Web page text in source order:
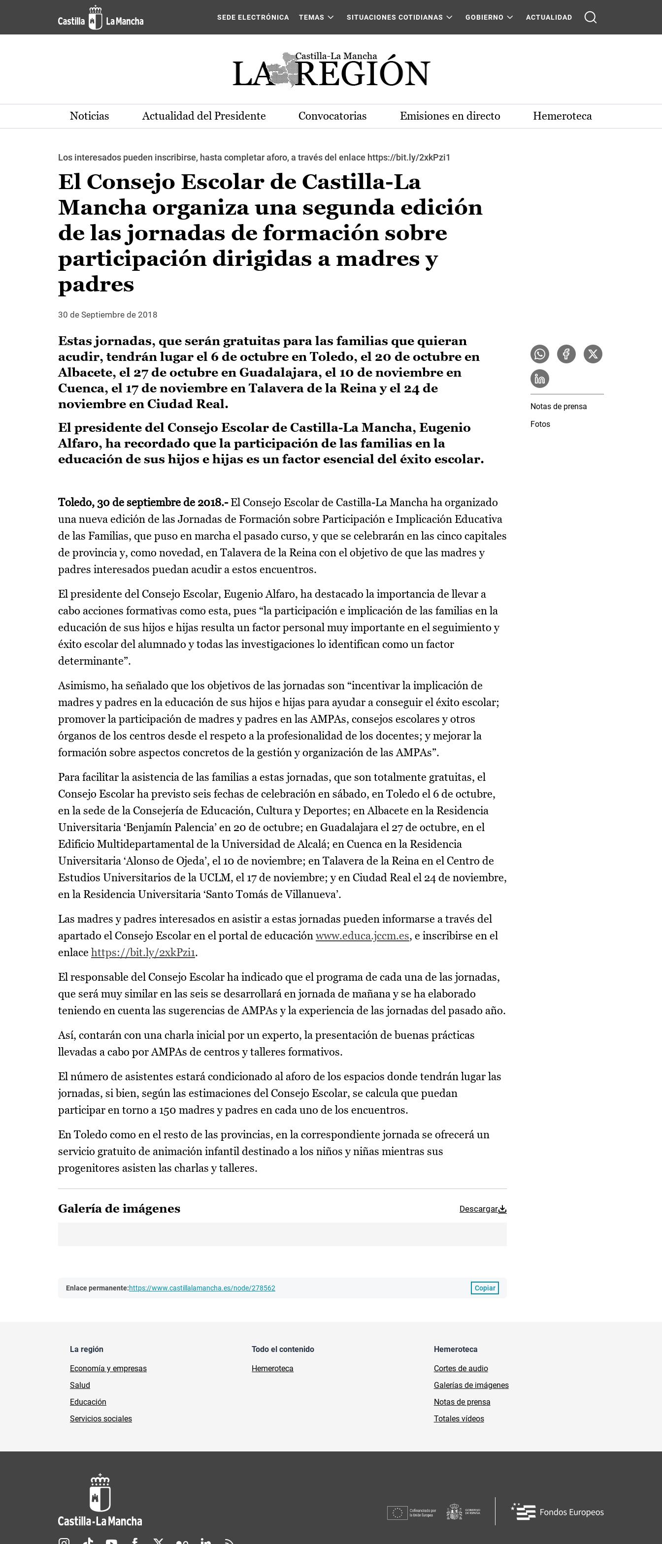
Pasar al contenido principal
SEDE ELECTRÓNICA TEMAS SITUACIONES COTIDIANAS GOBIERNO ACTUALIDAD
Noticias Actualidad del Presidente Convocatorias Emisiones en directo Hemeroteca
Los interesados pueden inscribirse, hasta completar aforo, a través del enlace https://bit.ly/2xkPzi1
El Consejo Escolar de Castilla-La
Mancha organiza una segunda edición
de las jornadas de formación sobre
participación dirigidas a madres y
padres
30 de Septiembre de 2018
Estas jornadas, que serán gratuitas para las familias que quieran
acudir, tendrán lugar el 6 de octubre en Toledo, el 20 de octubre en
Albacete, el 27 de octubre en Guadalajara, el 10 de noviembre en
Cuenca, el 17 de noviembre en Talavera de la Reina y el 24 de
noviembre en Ciudad Real.
El presidente del Consejo Escolar de Castilla-La Mancha, Eugenio
Alfaro, ha recordado que la participación de las familias en la
educación de sus hijos e hijas es un factor esencial del éxito escolar.
Toledo, 30 de septiembre de 2018.-El Consejo Escolar de Castilla-La Mancha ha organizado
una nueva edición de las Jornadas de Formación sobre Participación e Implicación Educativa
de las Familias, que puso en marcha el pasado curso, y que se celebrarán en las cinco capitales
de provincia y, como novedad, en Talavera de la Reina con el objetivo de que las madres y
padres interesados puedan acudir a estos encuentros.
El presidente del Consejo Escolar, Eugenio Alfaro, ha destacado la importancia de llevar a
cabo acciones formativas como esta, pues “la participación e implicación de las familias en la
educación de sus hijos e hijas resulta un factor personal muy importante en el seguimiento y
éxito escolar del alumnado y todas las investigaciones lo identifican como un factor
determinante”.
Asimismo, ha señalado que los objetivos de las jornadas son “incentivar la implicación de
madres y padres en la educación de sus hijos e hijas para ayudar a conseguir el éxito escolar;
promover la participación de madres y padres en las AMPAs, consejos escolares y otros
órganos de los centros desde el respeto a la profesionalidad de los docentes; y mejorar la
formación sobre aspectos concretos de la gestión y organización de las AMPAs”.
Para facilitar la asistencia de las familias a estas jornadas, que son totalmente gratuitas, el
Consejo Escolar ha previsto seis fechas de celebración en sábado, en Toledo el 6 de octubre,
en la sede de la Consejería de Educación, Cultura y Deportes; en Albacete en la Residencia
Universitaria ‘Benjamín Palencia’ en 20 de octubre; en Guadalajara el 27 de octubre, en el
Edificio Multidepartamental de la Universidad de Alcalá; en Cuenca en la Residencia
Universitaria ‘Alonso de Ojeda’, el 10 de noviembre; en Talavera de la Reina en el Centro de
Estudios Universitarios de la UCLM, el 17 de noviembre; y en Ciudad Real el 24 de noviembre,
en la Residencia Universitaria ‘Santo Tomás de Villanueva’.
Las madres y padres interesados en asistir a estas jornadas pueden informarse a través del
apartado el Consejo Escolar en el portal de educación www.educa.jccm.es, e inscribirse en el
enlace https://bit.ly/2xkPzi1.
El responsable del Consejo Escolar ha indicado que el programa de cada una de las jornadas,
que será muy similar en las seis se desarrollará en jornada de mañana y se ha elaborado
teniendo en cuenta las sugerencias de AMPAs y la experiencia de las jornadas del pasado año.
Así, contarán con una charla inicial por un experto, la presentación de buenas prácticas
llevadas a cabo por AMPAs de centros y talleres formativos.
El número de asistentes estará condicionado al aforo de los espacios donde tendrán lugar las
jornadas, si bien, según las estimaciones del Consejo Escolar, se calcula que puedan
participar en torno a 150 madres y padres en cada uno de los encuentros.
En Toledo como en el resto de las provincias, en la correspondiente jornada se ofrecerá un
servicio gratuito de animación infantil destinado a los niños y niñas mientras sus
progenitores asisten las charlas y talleres.
Galería de imágenes Descargar
Enlace permanente:https://www.castillalamancha.es/node/278562 Copiar
Notas de prensa
Fotos
La región
Economía y empresas
Salud
Educación
Servicios sociales
Todo el contenido
Hemeroteca
Hemeroteca
Cortes de audio
Galerías de imágenes
Notas de prensa
Totales vídeos